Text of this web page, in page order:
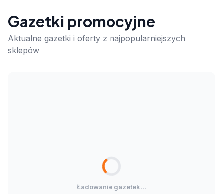
Gazetki promocyjne
Aktualne gazetki i oferty z najpopularniejszych
sklepów
Ładowanie gazetek...